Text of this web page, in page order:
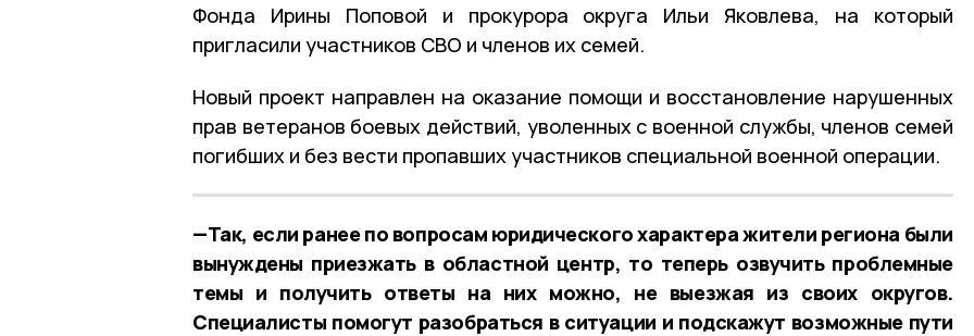
Фонда Ирины Поповой и прокурора округа Ильи Яковлева, на который
пригласили участников СВО и членов их семей.
Новый проект направлен на оказание помощи и восстановление нарушенных
прав ветеранов боевых действий, уволенных с военной службы, членов семей
погибших и без вести пропавших участников специальной военной операции.
—Так, если ранее по вопросам юридического характера жители региона были
вынуждены приезжать в областной центр, то теперь озвучить проблемные
темы и получить ответы на них можно, не выезжая из своих округов.
Специалисты помогут разобраться в ситуации и подскажут возможные пути